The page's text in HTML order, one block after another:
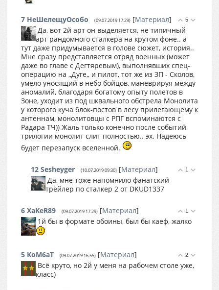
5
7 НеШелещуОсобо (09.07.2019 17:29) [Материал]
Да, вот 2й арт он выделяется, не типичный
арт рандомного сталкера на крутом фоне.. а
тут даже придумывается в голове сюжет, история..
Мне сразу представляется отряд военных (может
даже во главе с Дегтяревым), выполнявших спец-
операцию на ,,Дуге,, и пилот, тот же из ЗП - Сколов,
умело уносящий в небо бойцов, маневрируя между
аномалий, благодаря богатому опыту полетов в
Зоне, уходит из под шквального обстрела Монолита
у которого куча блок-постов в лесу прилегающему к
антеннам, монолитовцы с РПГ вспоминаются с
Радара ТЧ)) Жаль только конечно после событий
трилогии монолит слит полностью.. эх. Надеюсь
будет перезапуск вселенной.
1
12 Sesheyger (10.07.2019 09:30) [Материал]
Да, мне тоже напомнило фанатский
трейлер по сталкер 2 от DKUD1337
1
6 XaKeR89 (09.07.2019 17:29) [Материал]
1й бы в формате обоины, был бы каеф, жалко
2
5 KoM6aT (09.07.2019 16:55) [Материал]
Всё круто, но 2й у меня на рабочем столе уже,
класс)